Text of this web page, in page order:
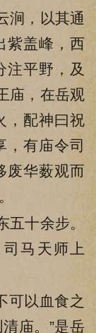
，以其通
紫盖峰，西
注平野，及
庙，在岳观
，配神曰祝
，有庙令司
废华薮观而
十余步。
马天师上
以血食之
庙。”是岳